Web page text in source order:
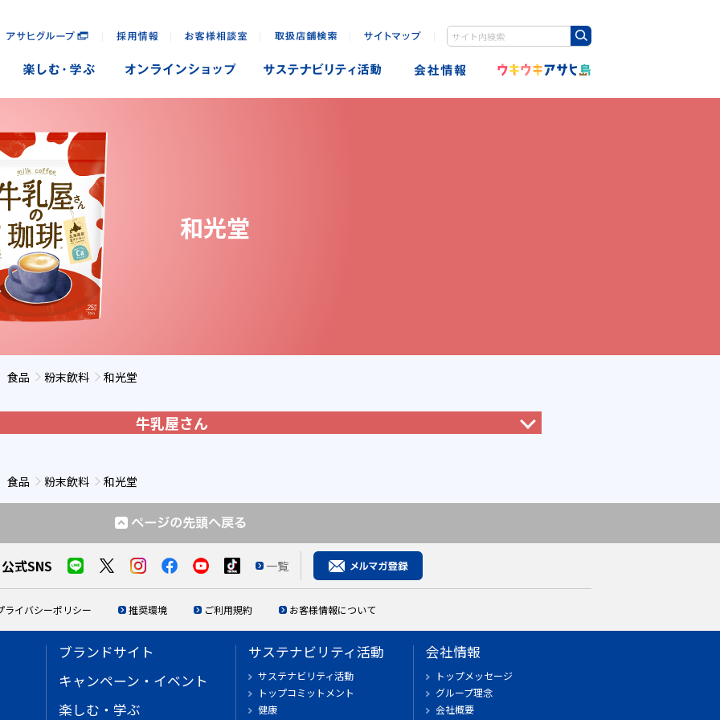
検索キーワード入力
和光堂
食品 粉末飲料 和光堂
牛乳屋さん
食品 粉末飲料 和光堂
公式SNS 一覧
ライバシーポリシー 推奨環境 ご利用規約 お客様情報について
ブランドサイト
キャンペーン・イベント
楽しむ・学ぶ
サステナビリティ活動
サステナビリティ活動
トップコミットメント
健康
会社情報
トップメッセージ
グループ理念
会社概要